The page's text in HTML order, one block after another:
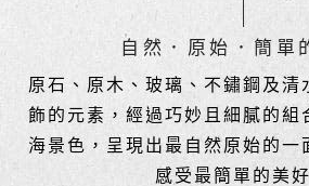
自然．原始．簡單
原石、原木、玻璃、不鏽鋼及清
飾的元素，經過巧妙且細膩的組
海景色，呈現出最自然原始的一
感受最簡單的美好